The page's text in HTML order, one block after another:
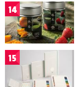
14
15